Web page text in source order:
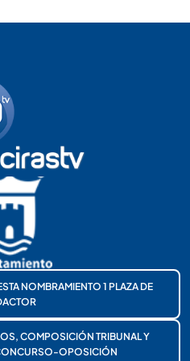
NOMBRAMIENTO 1 PLAZA DE
COMPOSICIÓN TRIBUNAL Y
OPOSICIÓN